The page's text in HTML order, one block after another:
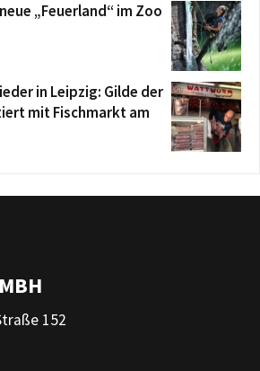
„Feuerland“ im Zoo
in Leipzig: Gilde der
mit Fischmarkt am
152